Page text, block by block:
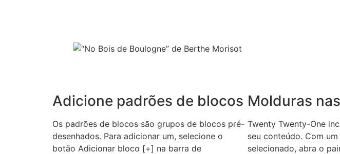
Adicione padrões de blocos
Os padrões de blocos são grupos de blocos pré-
desenhados. Para adicionar um, selecione o
botão Adicionar bloco [+] na barra de
Molduras
Twenty Twenty-One
seu conteúdo. Com
selecionado, abra o